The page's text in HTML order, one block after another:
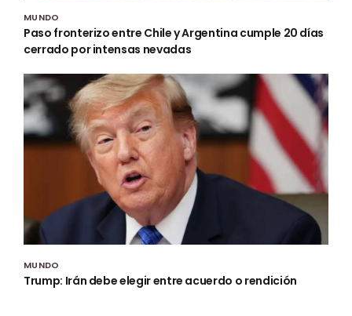
MUNDO
Paso fronterizo entre Chile y Argentina cumple 20 días
cerrado por intensas nevadas
MUNDO
Trump: Irán debe elegir entre acuerdo o rendición